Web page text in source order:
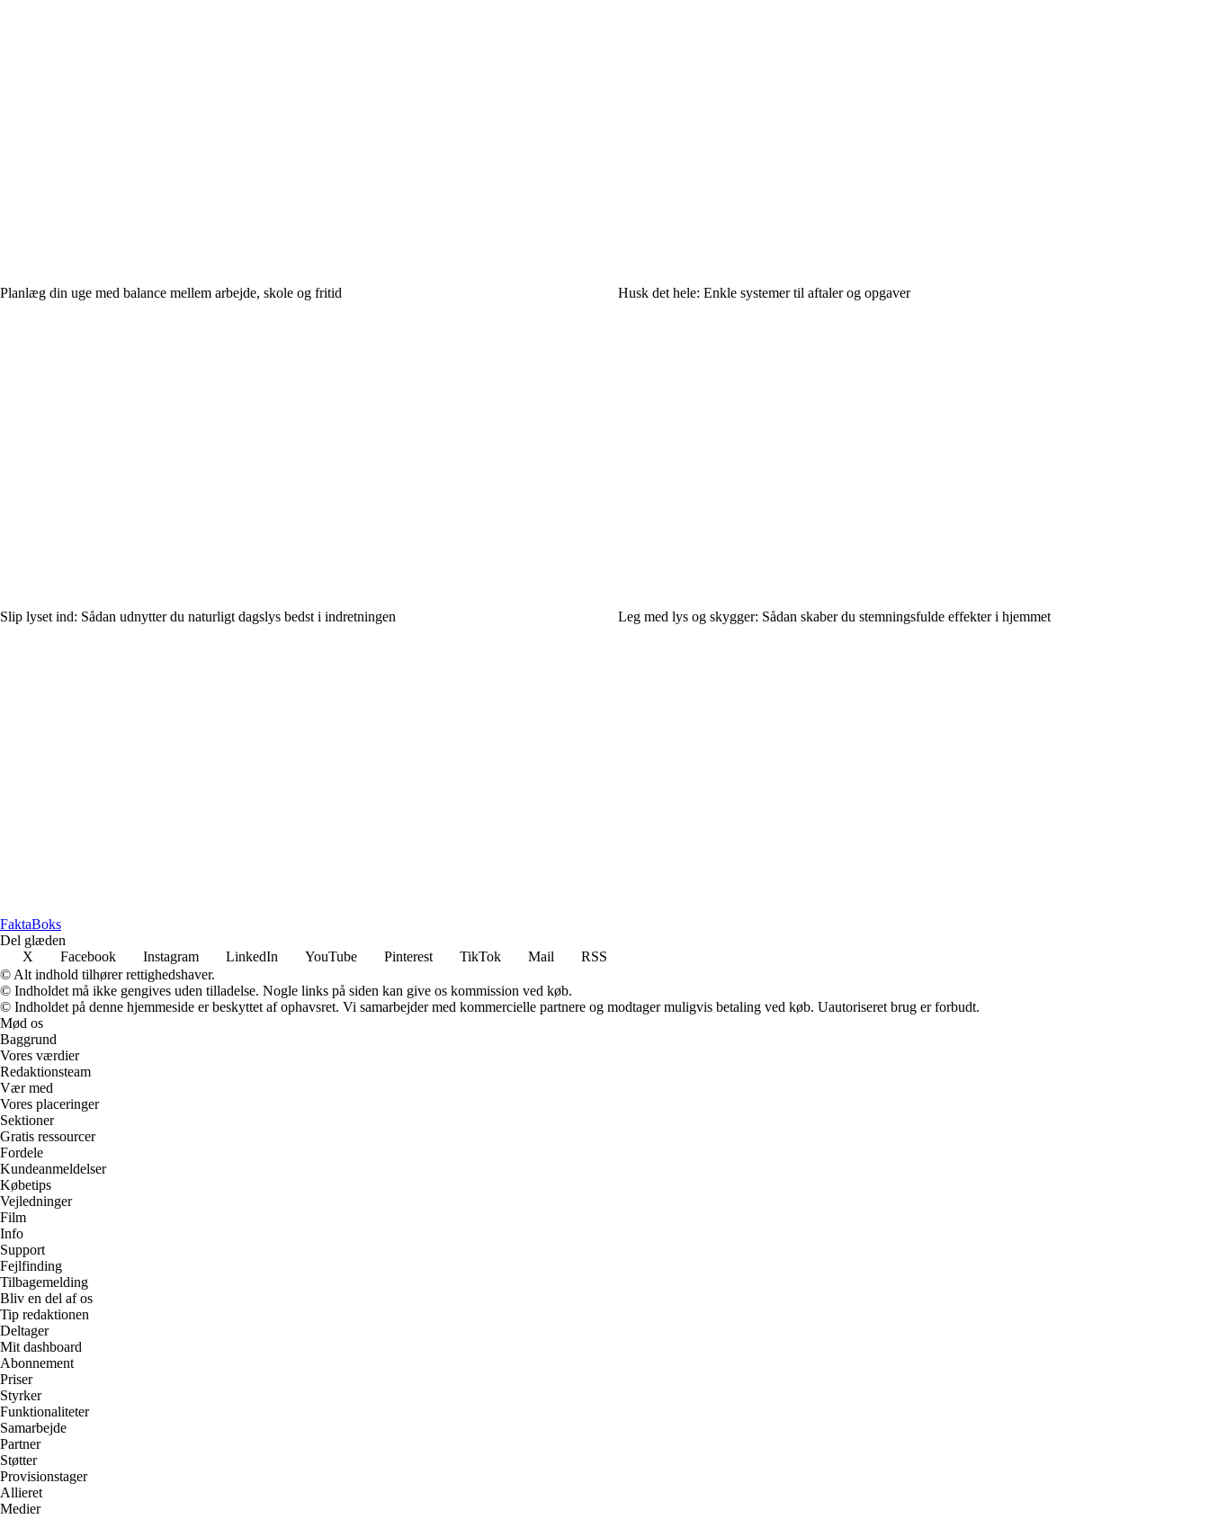
Planlæg din uge med balance mellem arbejde, skole og fritid Husk det hele: Enkle systemer til aftaler og opgaver
Slip lyset ind: Sådan udnytter du naturligt dagslys bedst i indretningen Leg med lys og skygger: Sådan skaber du stemningsfulde effekter i hjemmet
FaktaBoks
Del glæden
X
Facebook Instagram LinkedIn YouTube Pinterest TikTok Mail
RSS
© Alt indhold tilhører rettighedshaver.
© Indholdet må ikke gengives uden tilladelse. Nogle links på siden kan give os kommission ved køb.
© Indholdet på denne hjemmeside er beskyttet af ophavsret. Vi samarbejder med kommercielle partnere og modtager muligvis betaling ved køb. Uautoriseret brug er forbudt.
Mød os
Baggrund
Vores værdier
Redaktionsteam
Vær med
Vores placeringer
Sektioner
Gratis ressourcer
Fordele
Kundeanmeldelser
Købetips
Vejledninger
Film
Info
Support
Fejlfinding
Tilbagemelding
Bliv en del af os
Tip redaktionen
Deltager
Mit dashboard
Abonnement
Priser
Styrker
Funktionaliteter
Samarbejde
Partner
Støtter
Provisionstager
Allieret
Medier